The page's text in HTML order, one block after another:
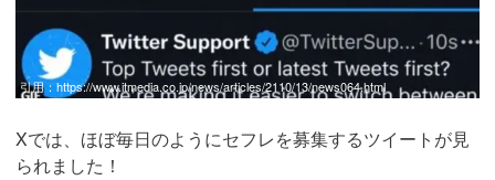
引用：https://www.itmedia.co.jp/news/articles/2110/13/news064.html
Xでは、ほぼ毎日のようにセフレを募集するツイートが見
られました！